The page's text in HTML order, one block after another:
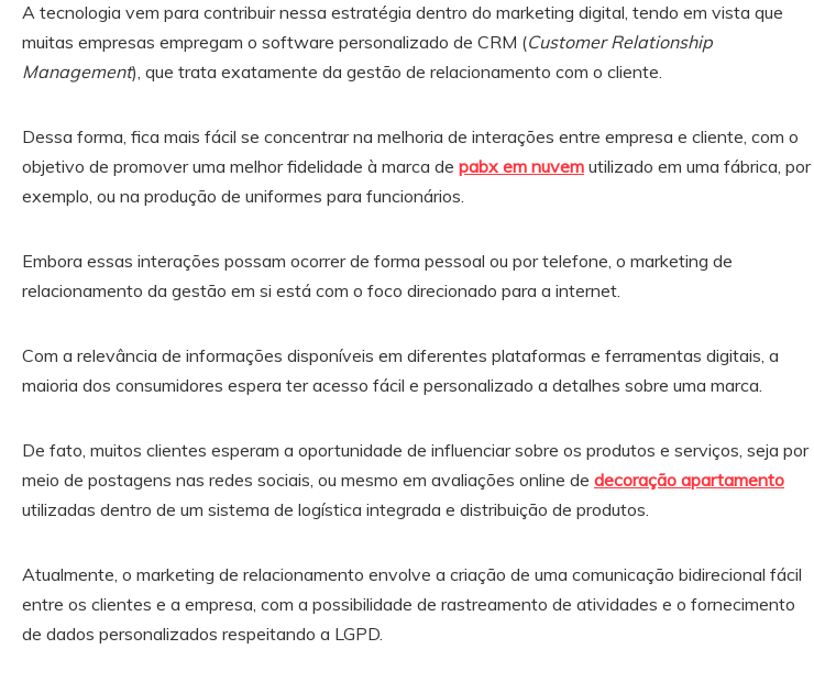
A tecnologia vem para contribuir nessa estratégia dentro do marketing digital, tendo em vista que
muitas empresas empregam o software personalizado de CRM (Customer Relationship
Management), que trata exatamente da gestão de relacionamento com o cliente.
Dessa forma, fica mais fácil se concentrar na melhoria de interações entre empresa e cliente, com o
objetivo de promover uma melhor fidelidade à marca de pabx em nuvem utilizado em uma fábrica, por
exemplo, ou na produção de uniformes para funcionários.
Embora essas interações possam ocorrer de forma pessoal ou por telefone, o marketing de
relacionamento da gestão em si está com o foco direcionado para a internet.
Com a relevância de informações disponíveis em diferentes plataformas e ferramentas digitais, a
maioria dos consumidores espera ter acesso fácil e personalizado a detalhes sobre uma marca.
De fato, muitos clientes esperam a oportunidade de influenciar sobre os produtos e serviços, seja por
meio de postagens nas redes sociais, ou mesmo em avaliações online de decoração apartamento
utilizadas dentro de um sistema de logística integrada e distribuição de produtos.
Atualmente, o marketing de relacionamento envolve a criação de uma comunicação bidirecional fácil
entre os clientes e a empresa, com a possibilidade de rastreamento de atividades e o fornecimento
de dados personalizados respeitando a LGPD.